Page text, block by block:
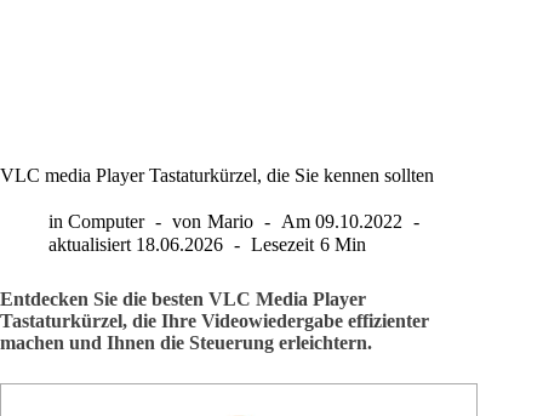
VLC media Player Tastaturkürzel, die Sie kennen sollten
in Computer von Mario Am 09.10.2022
aktualisiert 18.06.2026 Lesezeit 6 Min
Entdecken Sie die besten VLC Media Player
Tastaturkürzel, die Ihre Videowiedergabe effizienter
machen und Ihnen die Steuerung erleichtern.